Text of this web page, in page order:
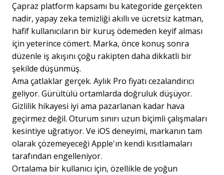
Çapraz platform kapsamı bu kategoride gerçekten
nadir, yapay zeka temizliği akıllı ve ücretsiz katman,
hafif kullanıcıların bir kuruş ödemeden keyif alması
için yeterince cömert. Marka, önce konuş sonra
düzenle iş akışını çoğu rakipten daha dikkatli bir
şekilde düşünmüş.
Ama çatlaklar gerçek. Aylık Pro fiyatı cezalandırıcı
geliyor. Gürültülü ortamlarda doğruluk düşüyor.
Gizlilik hikayesi iyi ama pazarlanan kadar hava
geçirmez değil. Oturum sınırı uzun biçimli çalışmaları
kesintiye uğratıyor. Ve iOS deneyimi, markanın tam
olarak çözemeyeceği Apple'ın kendi kısıtlamaları
tarafından engelleniyor.
Ortalama bir kullanıcı için, özellikle de yoğun